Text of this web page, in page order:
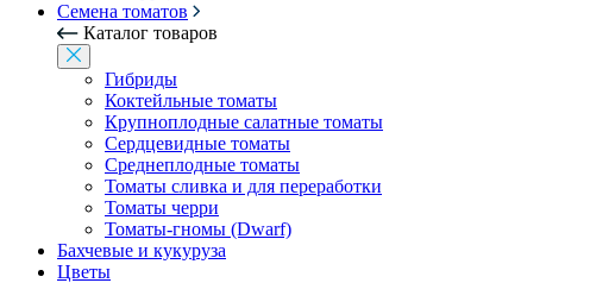
Семена томатов
Каталог товаров
Гибриды
Коктейльные томаты
Крупноплодные салатные томаты
Сердцевидные томаты
Среднеплодные томаты
Томаты сливка и для переработки
Томаты черри
Томаты-гномы (Dwarf)
Бахчевые и кукуруза
Цветы